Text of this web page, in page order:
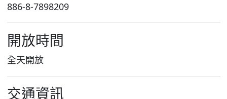
886-8-7898209
開放時間
全天開放
交通資訊